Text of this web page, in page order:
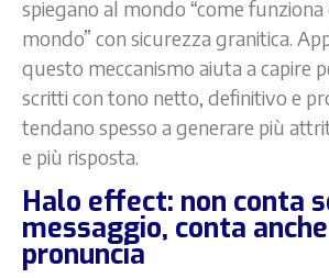
spiegano al mondo “come
mondo” con sicurezza granitica.
questo meccanismo aiuta a capire
scritti con tono netto, definitivo e
tendano spesso a generare più
e più risposta.
Halo effect: non conta
messaggio, conta
pronuncia